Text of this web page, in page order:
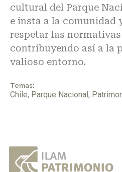
cultural del Parque
e insta a la comunidad
respetar las
contribuyendo así a la
valioso entorno.
Temas:
Chile, Parque Nacional ,